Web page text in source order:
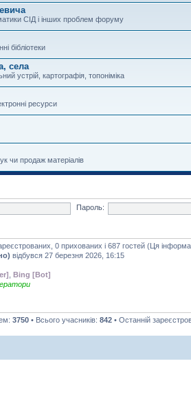
СІД і інших проблем форуму
бібліотеки
села
устрій, картографія, топоніміка
ресурси
чи продаж матеріалів
Пароль:
0 прихованих і 687 гостей (Ця
відбувся 27 березня 2026, 16:15
Bing [Bot]
3750 • Всього учасників: 842 • Останній